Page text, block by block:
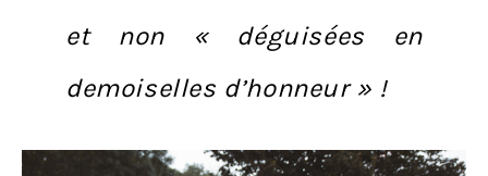
et non « déguisées en
demoiselles d’honneur » !